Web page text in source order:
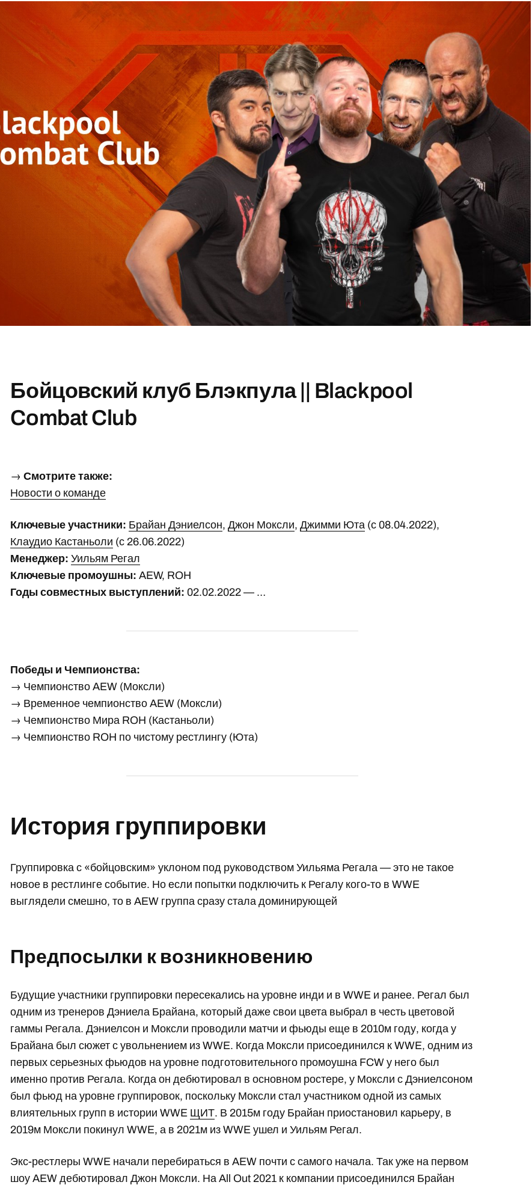
Бойцовский клуб Блэкпула || Blackpool
Combat Club
→Смотрите также:
Новости о команде
Ключевые участники: Брайан Дэниелсон,Джон Моксли,Джимми Юта (с 08.04.2022),
Клаудио Кастаньоли (с 26.06.2022)
Менеджер: Уильям Регал
Ключевые промоушны: AEW, ROH
Годы совместных выступлений: 02.02.2022 — …
Победы и Чемпионства:
→ Чемпионство AEW (Моксли)
→ Временное чемпионство AEW (Моксли)
→ Чемпионство Мира ROH (Кастаньоли)
→ Чемпионство ROH по чистому рестлингу (Юта)
История группировки
Группировка с «бойцовским» уклоном под руководством Уильяма Регала — это не такое
новое в рестлинге событие. Но если попытки подключить к Регалу кого-то в WWE
выглядели смешно, то в AEW группа сразу стала доминирующей
Предпосылки к возникновению
Будущие участники группировки пересекались на уровне инди и в WWE и ранее. Регал был
одним из тренеров Дэниела Брайана, который даже свои цвета выбрал в честь цветовой
гаммы Регала. Дэниелсон и Моксли проводили матчи и фьюды еще в 2010м году, когда у
Брайана был сюжет с увольнением из WWE. Когда Моксли присоединился к WWE, одним из
первых серьезных фьюдов на уровне подготовительного промоушна FCW у него был
именно против Регала. Когда он дебютировал в основном ростере, у Моксли с Дэниелсоном
был фьюд на уровне группировок, поскольку Моксли стал участником одной из самых
влиятельных групп в истории WWE ЩИТ. В 2015м году Брайан приостановил карьеру, в
2019м Моксли покинул WWE, а в 2021м из WWE ушел и Уильям Регал.
Экс-рестлеры WWE начали перебираться в AEW почти с самого начала. Так уже на первом
шоу AEW дебютировал Джон Моксли. На All Out 2021 к компании присоединился Брайан